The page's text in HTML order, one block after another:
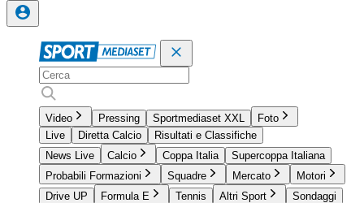
Video Pressing Sportmediaset XXL
Foto
Live
Diretta Calcio
Risultati e Classifiche
News Live
Calcio Coppa Italia
Supercoppa Italiana
Probabili Formazioni
Squadre Mercato
Motori
Drive UP
Formula E Tennis Altri Sport
Sondaggi